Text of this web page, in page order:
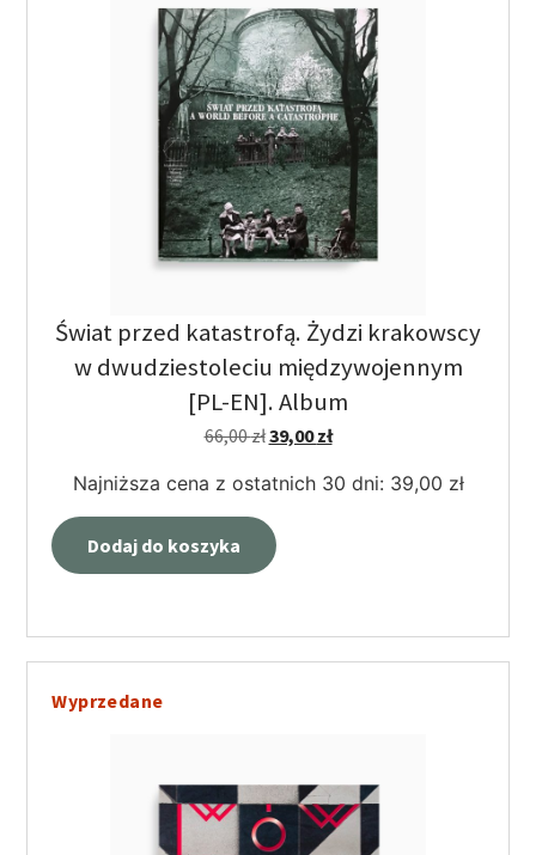
Świat przed katastrofą. Żydzi krakowscy
w dwudziestoleciu międzywojennym
[PL-EN]. Album
66,00zł39,00zł
Najniższa cena z ostatnich 30 dni: 39,00 zł
Dodaj do koszyka
Wyprzedane